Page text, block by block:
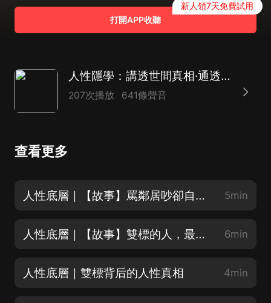
打開APP收聽
新人領7天免費試用
人性隱學：講透世間真相·通透人生｜天涯大智慧
207次播放 641條聲音
查看更多
人性底層｜【故事】罵鄰居吵卻自放戲聲，北平張太太的雙標日常 5min
人性底層｜【故事】雙標的人，最終只會讓自己難堪 6min
人性底層｜雙標背后的人性真相 4min